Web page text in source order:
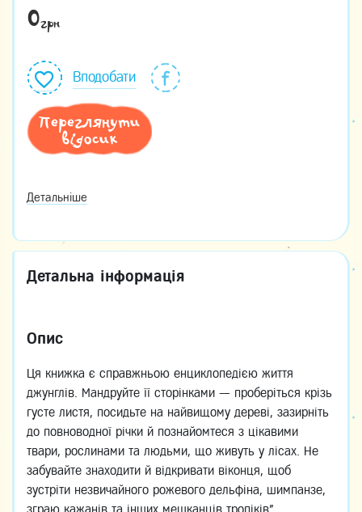
0грн
Вподобати
Переглянути
відосик
Детальніше
Детальна інформація
Опис
Ця книжка є справжньою енциклопедією життя
джунглів. Мандруйте її сторінками — проберіться крізь
густе листя, посидьте на найвищому дереві, зазирніть
до повноводної річки й познайомтеся з цікавими
твари, рослинами та людьми, що живуть у лісах. Не
забувайте знаходити й відкривати віконця, щоб
зустріти незвичайного рожевого дельфіна, шимпанзе,